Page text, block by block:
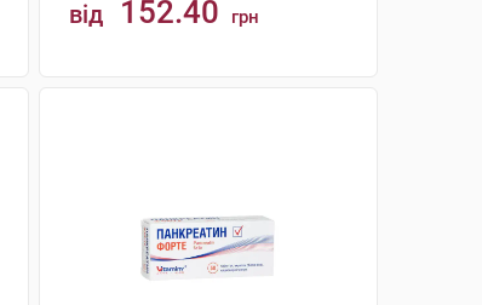
від 152.40 грн